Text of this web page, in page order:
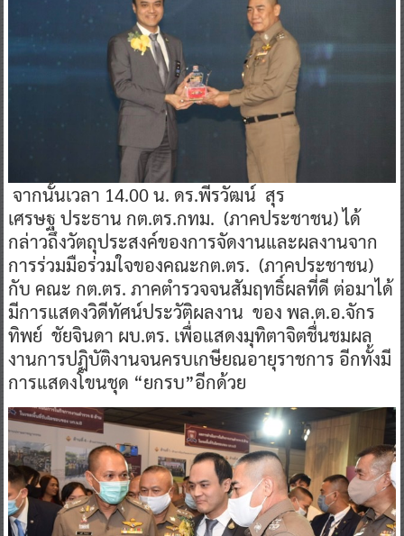
จากนั้นเวลา 14.00 น. ดร.พีรวัฒน์ สุร
เศรษฐ ประธาน กต.ตร.กทม. (ภาคประชาชน) ได้
กล่าวถึงวัตถุประสงค์ของการจัดงานและผลงานจาก
การร่วมมือร่วมใจของคณะกต.ตร. (ภาคประชาชน)
กับ คณะ กต.ตร. ภาคตำรวจจนสัมฤทธิ์ผลที่ดี ต่อมาได้
มีการแสดงวิดีทัศน์ประวัติผลงาน ของ พล.ต.อ.จักร
ทิพย์ ชัยจินดา ผบ.ตร. เพื่อแสดงมุทิตาจิตชื่นชมผล
งานการปฏิบัติงานจนครบเกษียณอายุราชการ อีกทั้งมี
การแสดงโขนชุด “ยกรบ”อีกด้วย